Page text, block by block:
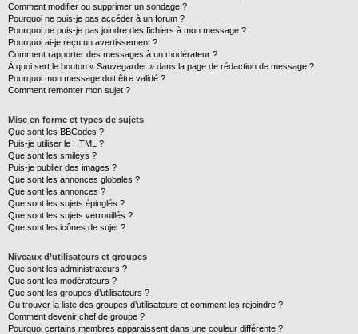
Comment modifier ou supprimer un sondage ?
Pourquoi ne puis-je pas accéder à un forum ?
Pourquoi ne puis-je pas joindre des fichiers à mon message ?
Pourquoi ai-je reçu un avertissement ?
Comment rapporter des messages à un modérateur ?
À quoi sert le bouton « Sauvegarder » dans la page de rédaction de message ?
Pourquoi mon message doit être validé ?
Comment remonter mon sujet ?
Mise en forme et types de sujets
Que sont les BBCodes ?
Puis-je utiliser le HTML ?
Que sont les smileys ?
Puis-je publier des images ?
Que sont les annonces globales ?
Que sont les annonces ?
Que sont les sujets épinglés ?
Que sont les sujets verrouillés ?
Que sont les icônes de sujet ?
Niveaux d’utilisateurs et groupes
Que sont les administrateurs ?
Que sont les modérateurs ?
Que sont les groupes d’utilisateurs ?
Où trouver la liste des groupes d’utilisateurs et comment les rejoindre ?
Comment devenir chef de groupe ?
Pourquoi certains membres apparaissent dans une couleur différente ?